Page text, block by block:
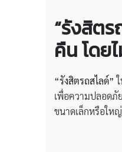
“รังสิต
คืน โด
“รังสิตรถสไลด์”
เพื่อความปลอดภั
ขนาดเล็กหรือให